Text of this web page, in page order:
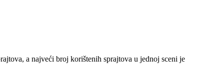
a najveći broj korištenih sprajtova u jednoj sceni je